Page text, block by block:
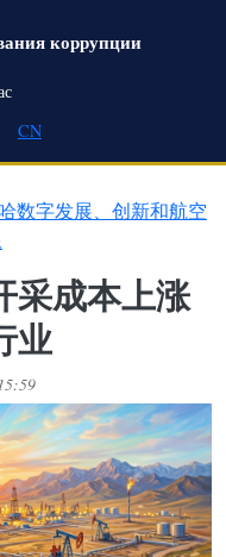
коррупции
CN
数字发展、创新和航空
采成本上涨
业